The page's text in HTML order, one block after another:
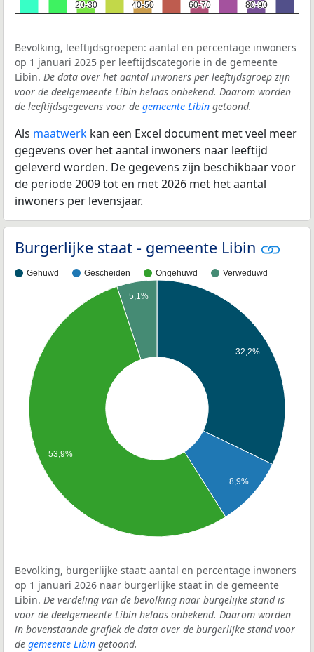
20-30
20-30
40-50
40-50
60-70
60-70
80-90
80-90
Bevolking, leeftijdsgroepen: aantal en percentage inwoners
op 1 januari 2025 per leeftijdscategorie in de gemeente
Libin. De data over het aantal inwoners per leeftijdsgroep zijn
voor de deelgemeente Libin helaas onbekend. Daarom worden
de leeftijdsgegevens voor de gemeente Libin getoond.
Als maatwerk kan een Excel document met veel meer
gegevens over het aantal inwoners naar leeftijd
geleverd worden. De gegevens zijn beschikbaar voor
de periode 2009 tot en met 2026 met het aantal
inwoners per levensjaar.
Burgerlijke staat - gemeente Libin
Gehuwd Gescheiden Ongehuwd Verweduwd
32,2%
8,9%
5,1%
53,9%
Bevolking, burgerlijke staat: aantal en percentage inwoners
op 1 januari 2026 naar burgerlijke staat in de gemeente
Libin. De verdeling van de bevolking naar burgelijke stand is
voor de deelgemeente Libin helaas onbekend. Daarom worden
in bovenstaande grafiek de data over de burgerlijke stand voor
de gemeente Libin getoond.